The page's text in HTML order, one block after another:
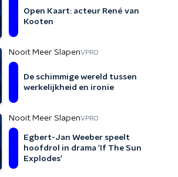
Open Kaart: acteur René van
Kooten
Nooit Meer SlapenVPRO
De schimmige wereld tussen
werkelijkheid en ironie
Nooit Meer SlapenVPRO
Egbert-Jan Weeber speelt
hoofdrol in drama 'If The Sun
Explodes'